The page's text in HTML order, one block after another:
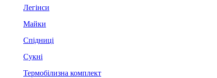
Легінси
Майки
Спідниці
Сукні
Термобілизна комплект